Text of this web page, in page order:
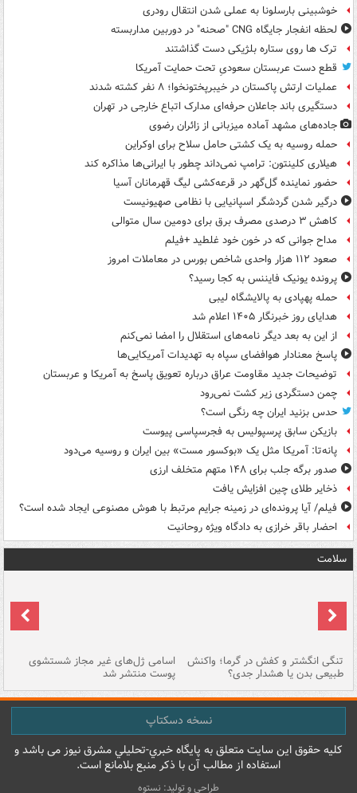
خوشبینی بارسلونا به عملی شدن انتقال رودری
لحظه انفجار جایگاه CNG "صحنه" در دوربین مداربسته
ترک ها روی ستاره بلژیکی دست گذاشتند
قطع دست عربستان سعودیِ تحت حمایت آمریکا
عملیات ارتش پاکستان در خیبرپختونخوا؛ ۸ نفر کشته شدند
دستگیری باند جاعلان حرفه‌ای مدارک اتباع خارجی در تهران
جاده‌های مشهد آماده میزبانی از زائران رضوی
حمله روسیه به یک کشتی حامل سلاح برای اوکراین
هیلاری کلینتون: ترامپ نمی‌داند چطور با ایرانی‌ها مذاکره کند
حضور نماینده گل‌گهر در قرعه‌کشی لیگ قهرمانان آسیا
درگیر شدن گردشگر اسپانیایی با نظامی صهیونیست
کاهش ۳ درصدی مصرف برق برای دومین سال متوالی
مداح جوانی که در خون خود غلطید +فیلم
صعود ۱۱۲ هزار واحدی شاخص بورس در معاملات امروز
پرونده یونیک فایننس به کجا رسید؟
حمله پهپادی به پالایشگاه لیبی
هدایای روز خبرنگار ۱۴۰۵ اعلام شد
از این به بعد دیگر نامه‌های استقلال را امضا نمی‌کنم
پاسخ معنادار هوافضای سپاه به تهدیدات آمریکایی‌ها
توضیحات جدید مقاومت عراق درباره تعویق پاسخ به آمریکا و عربستان
چمن دستگردی زیر کشت نمی‌رود
حدس بزنید ایران چه رنگی است؟
بازیکن سابق پرسپولیس به فجرسپاسی پیوست
پانه‌تا: آمریکا مثل یک «بوکسور مست» بین ایران و روسیه می‌دود
صدور برگه جلب برای ۱۴۸ متهم متخلف ارزی
ذخایر طلای چین افزایش یافت
فیلم/ آیا پرونده‌ای در زمینه جرایم مرتبط با هوش مصنوعی ایجاد شده است؟
احضار باقر خرازی به دادگاه ویژه روحانیت
سلامت
تنگی انگشتر و کفش در گرما؛ واکنش
طبیعی بدن یا هشدار جدی؟
اسامی ژل‌های غیر مجاز شستشوی
پوست منتشر شد
نسخه دسکتاپ
کليه حقوق اين سايت متعلق به پایگاه خبري-تحليلي مشرق نيوز می باشد و
استفاده از مطالب آن با ذکر منبع بلامانع است.
طراحی و تولید: نستوه